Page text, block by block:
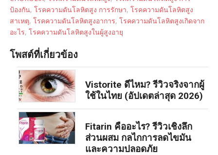
ป้องกัน, โรคความดันโลหิตสูง การรักษา, โรคความดันโลหิตสูง
สาเหตุ, โรคความดันโลหิตสูงอาการ, โรคความดันโลหิตสูงเกิดจาก
อะไร, โรคความดันโลหิตสูงในผู้สูงอายุ
โพสต์ที่เกี่ยวข้อง
Vistorite ดีไหม? รีวิวจริงจากผู้
ใช้ในไทย (อัปเดตล่าสุด 2026)
Fitarin คืออะไร? รีวิวเชิงลึก
ส่วนผสม กลไกการลดไขมัน
และความปลอดภัย